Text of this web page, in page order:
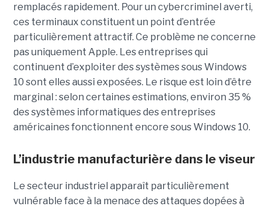
remplacés rapidement. Pour un cybercriminel averti,
ces terminaux constituent un point d’entrée
particulièrement attractif. Ce problème ne concerne
pas uniquement Apple. Les entreprises qui
continuent d’exploiter des systèmes sous Windows
10 sont elles aussi exposées. Le risque est loin d’être
marginal : selon certaines estimations, environ 35 %
des systèmes informatiques des entreprises
américaines fonctionnent encore sous Windows 10.
L’industrie manufacturière dans le viseur
Le secteur industriel apparaît particulièrement
vulnérable face à la menace des attaques dopées à